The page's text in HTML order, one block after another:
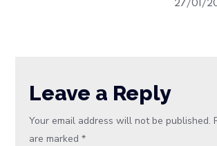
27/01/
Leave a Reply
Your email address will not be published.
are marked*